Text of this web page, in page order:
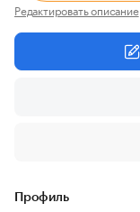
Редактировать описание
Профиль